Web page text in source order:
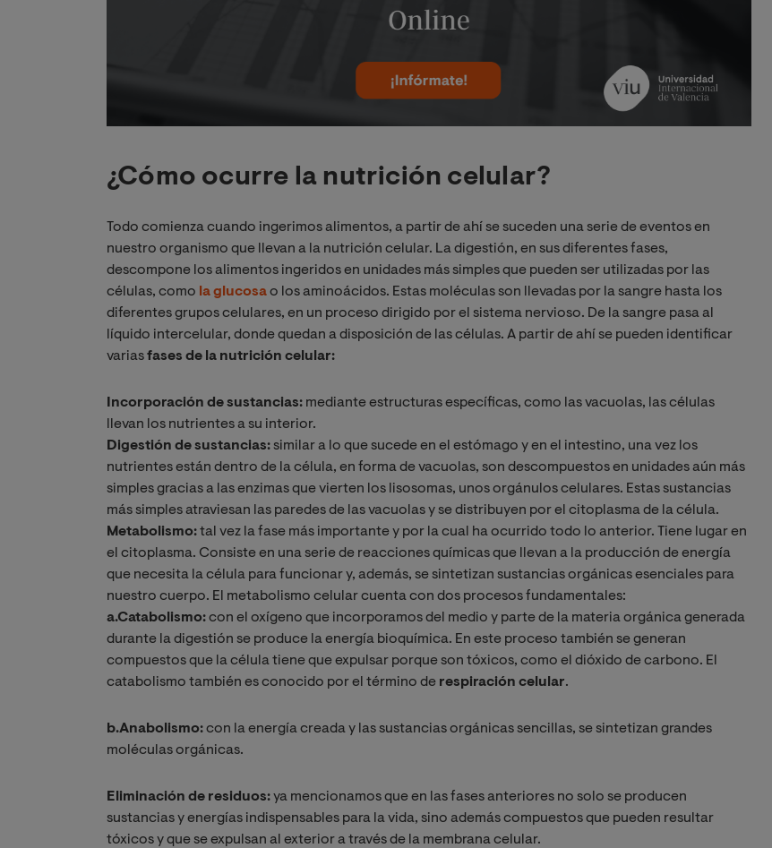
¿Cómo ocurre la nutrición celular?
Todo comienza cuando ingerimos alimentos, a partir de ahí se suceden una serie de eventos en
nuestro organismo que llevan a la nutrición celular. La digestión, en sus diferentes fases,
descompone los alimentos ingeridos en unidades más simples que pueden ser utilizadas por las
células, como la glucosao los aminoácidos. Estas moléculas son llevadas por la sangre hasta los
diferentes grupos celulares, en un proceso dirigido por el sistema nervioso. De la sangre pasa al
líquido intercelular, donde quedan a disposición de las células. A partir de ahí se pueden identificar
variasfases de la nutrición celular:
Incorporación de sustancias: mediante estructuras específicas, como las vacuolas, las células
llevan los nutrientes a su interior.
Digestión de sustancias:similar a lo que sucede en el estómago y en el intestino, una vez los
nutrientes están dentro de la célula, en forma de vacuolas, son descompuestos en unidades aún más
simples gracias a las enzimas que vierten los lisosomas, unos orgánulos celulares. Estas sustancias
más simples atraviesan las paredes de las vacuolas y se distribuyen por el citoplasma de la célula.
Metabolismo:tal vez la fase más importante y por la cual ha ocurrido todo lo anterior. Tiene lugar en
el citoplasma. Consiste en una serie de reacciones químicas que llevan a la producción de energía
que necesita la célula para funcionar y, además, se sintetizan sustancias orgánicas esenciales para
nuestro cuerpo. El metabolismo celular cuenta con dos procesos fundamentales:
a.Catabolismo:con el oxígeno que incorporamos del medio y parte de la materia orgánica generada
durante la digestión se produce la energía bioquímica. En este proceso también se generan
compuestos que la célula tiene que expulsar porque son tóxicos, como el dióxido de carbono. El
catabolismo también es conocido por el término de respiración celular.
b.Anabolismo:con la energía creada y las sustancias orgánicas sencillas, se sintetizan grandes
moléculas orgánicas.
Eliminación de residuos:ya mencionamos que en las fases anteriores no solo se producen
sustancias y energías indispensables para la vida, sino además compuestos que pueden resultar
tóxicos y que se expulsan al exterior a través de la membrana celular.